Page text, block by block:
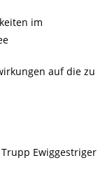
im
auf die zu
Ewiggestriger